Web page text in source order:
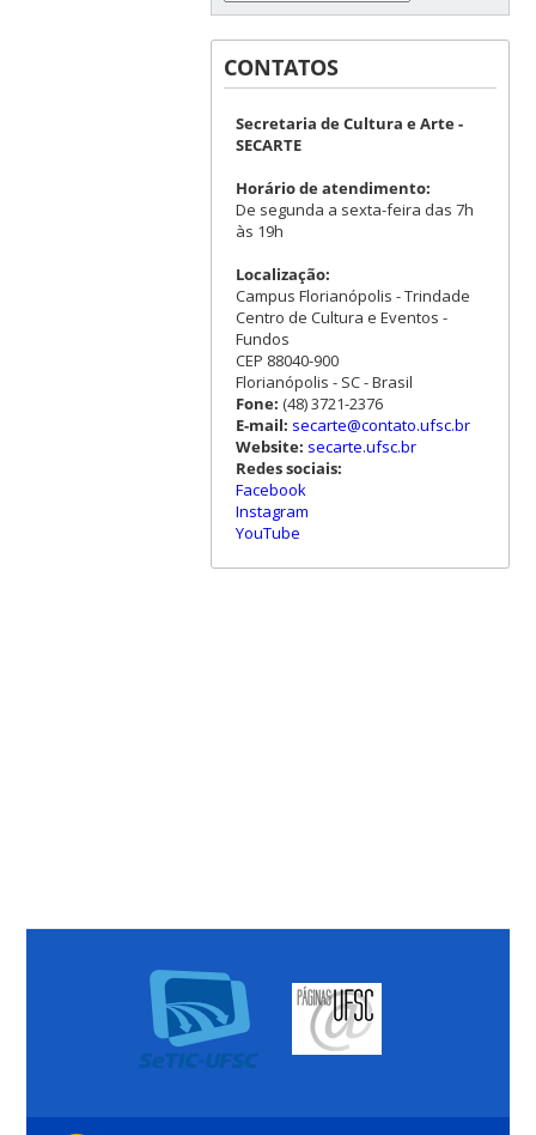
CONTATOS
Secretaria de Cultura e Arte -
SECARTE
Horário de atendimento:
De segunda a sexta-feira das 7h
às 19h
Localização:
Campus Florianópolis - Trindade
Centro de Cultura e Eventos -
Fundos
CEP 88040-900
Florianópolis - SC - Brasil
Fone: (48) 3721-2376
E-mail: secarte@contato.ufsc.br
Website: secarte.ufsc.br
Redes sociais:
Facebook
Instagram
YouTube